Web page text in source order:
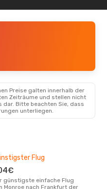
Preise galten innerhalb der
Zeiträume und stellen nicht
Bitte beachten Sie, dass
unterliegen.
Flug
Monroe nach Frankfurt der